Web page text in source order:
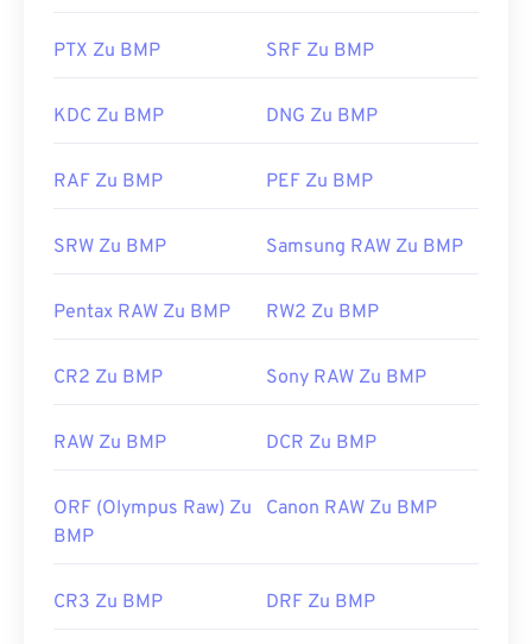
auch mit vielen anderen Anwendungen erstellen,
BMP-Datei in ein Vektorbild konvertieren möchten,
zum Öffnen von BMP-Dateien sind Adobe
Entwickelt von: Microsoft Corporation
Nützliche Links:
us/windows/win32/gdi/bitmaps
PTX Zu BMP SRF Zu BMP
KDC Zu BMP DNG Zu BMP
RAF Zu BMP PEF Zu BMP
SRW Zu BMP Samsung RAW Zu BMP
Pentax RAW Zu BMP RW2 Zu BMP
CR2 Zu BMP Sony RAW Zu BMP
RAW Zu BMP DCR Zu BMP
ORF (Olympus Raw) Zu
BMP
Canon RAW Zu BMP
CR3 Zu BMP DRF Zu BMP